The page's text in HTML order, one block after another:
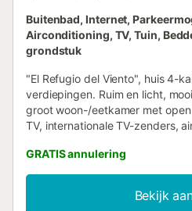
Buitenbad, Internet,
Airconditioning, TV, Tuin,
grondstuk
"El Refugio del Viento", huis 4-
verdiepingen. Ruim en licht,
groot woon-/eetkamer met
TV, internationale TV-zenders,
naar het zwembad. Open
afwasmachine, 4 keramische
broodrooster, waterkoker,
elektrische koffiemachine).
GRATIS annulering
Bekijk